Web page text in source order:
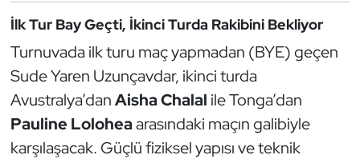
İlk Tur Bay Geçti, İkinci Turda Rakibini Bekliyor
Turnuvada ilk turu maç yapmadan (BYE) geçen
Sude Yaren Uzunçavdar, ikinci turda
Avustralya’danAisha Chalal ile Tonga’dan
Pauline Loloheaarasındaki maçın galibiyle
karşılaşacak. Güçlü fiziksel yapısı ve teknik
Genel
Golf
Güreş